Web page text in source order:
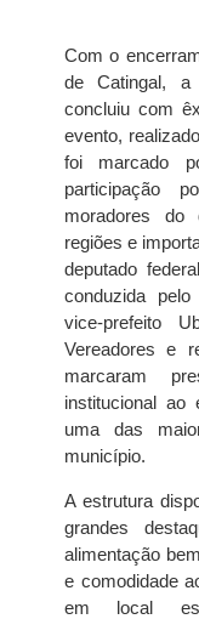
Com o
de Catingal, a
concluiu com
evento,
foi marcado
participação
moradores do
regiões e
deputado
conduzida
vice-prefeito
Vereadores e
marcaram
institucional ao
uma das
município.
A estrutura
grandes
alimentação
e comodidade
em local